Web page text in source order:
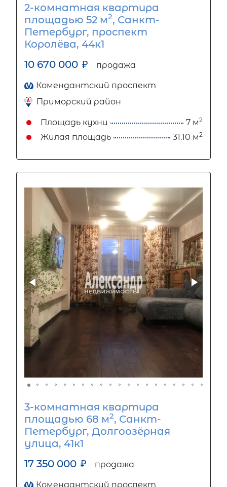
2-комнатная квартира
площадью 52 м2, Санкт-
Петербург, проспект
Королёва, 44к1
10 670 000 ₽ продажа
Комендантский проспект
Приморский район
Площадь кухни 7 м2
Жилая площадь 31.10 м2
3-комнатная квартира
площадью 68 м2, Санкт-
Петербург, Долгоозёрная
улица, 41к1
17 350 000 ₽ продажа
Комендантский проспект